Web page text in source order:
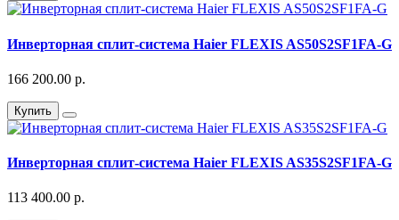
Инверторная сплит-система Haier FLEXIS AS50S2SF1FA-G
166 200.00 р.
Купить
Инверторная сплит-система Haier FLEXIS AS35S2SF1FA-G
113 400.00 р.